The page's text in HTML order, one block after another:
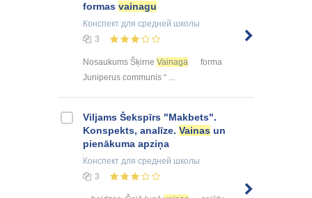
formas vainagu
Конспект для средней школы
3
Nosaukums Šķirne Vainaga
forma
Juniperus communis “ ...
Viljams Šekspīrs "Makbets".
Konspekts, analīze. Vainas un
pienākuma apziņa
Конспект для средней школы
3